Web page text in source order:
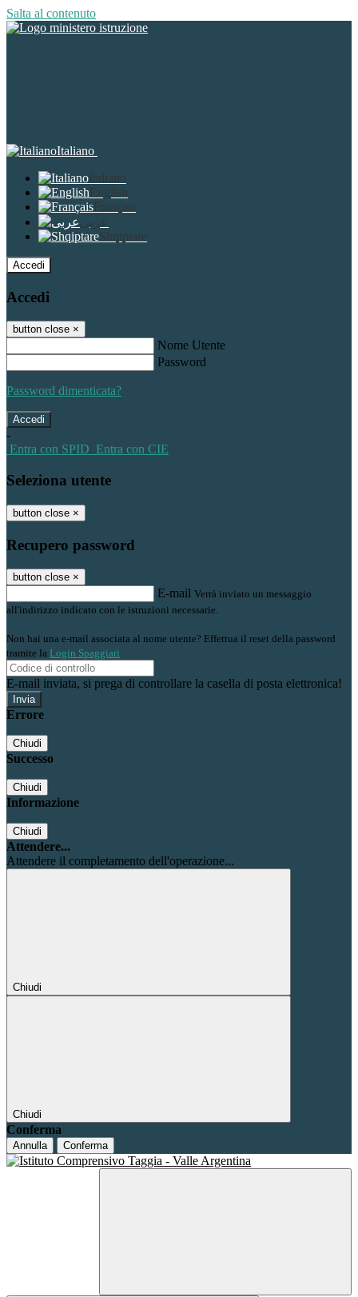
Salta al contenuto
Italiano
Italiano
English
Français
عربى
Shqiptare
Accedi
Accedi
button close ×
Nome Utente
Password
Password dimenticata?
-
Entra con SPID Entra con CIE
Seleziona utente
button close ×
Recupero password
button close ×
E-mail Verrà inviato un messaggio
all'indirizzo indicato con le istruzioni necessarie.
Non hai una e-mail associata al nome utente? Effettua il reset della password
tramite la Login Spaggiari
E-mail inviata, si prega di controllare la casella di posta elettronica!
Errore
Chiudi
Successo
Chiudi
Informazione
Chiudi
Attendere...
Attendere il completamento dell'operazione...
Chiudi
Chiudi
Conferma
Annulla Conferma